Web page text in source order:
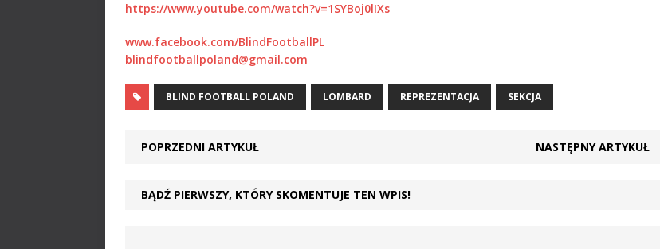
https://www.youtube.com/watch?v=1SYBoj0lIXs
www.facebook.com/BlindFootballPL
blindfootballpoland@gmail.com
BLIND FOOTBALL POLAND LOMBARD REPREZENTACJA SEKCJA
POPRZEDNI ARTYKUŁ NASTĘPNY ARTYKUŁ
BĄDŹ PIERWSZY, KTÓRY SKOMENTUJE TEN WPIS!